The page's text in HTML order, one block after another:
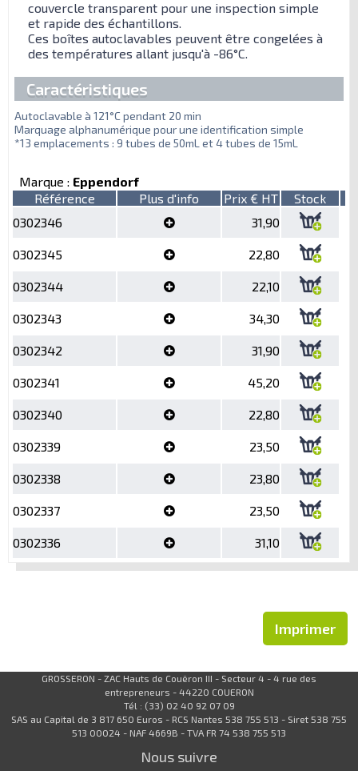
couvercle transparent pour une inspection simple
et rapide des échantillons.
Ces boîtes autoclavables peuvent être congelées à
des températures allant jusqu'à -86°C.
Caractéristiques
Autoclavable à 121°C pendant 20 min
Marquage alphanumérique pour une identification simple
*13 emplacements : 9 tubes de 50mL et 4 tubes de 15mL
Marque : Eppendorf
Référence
Plus d'info Prix € HT
Stock
0302346
31,90
0302345 22,80
0302344 22,10
0302343 34,30
0302342 31,90
0302341 45,20
0302340 22,80
0302339 23,50
0302338 23,80
0302337 23,50
0302336 31,10
Imprimer
GROSSERON - ZAC Hauts de Couëron III - Secteur 4 - 4 rue des
entrepreneurs - 44220 COUERON
Tél : (33) 02 40 92 07 09
SAS au Capital de 3 817 650 Euros - RCS Nantes 538 755 513 - Siret 538 755
513 00024 - NAF 4669B - TVA FR 74 538 755 513
Nous suivre